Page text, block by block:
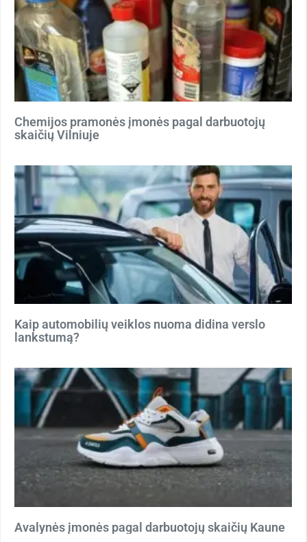
Chemijos pramonės įmonės pagal darbuotojų
skaičių Vilniuje
Kaip automobilių veiklos nuoma didina verslo
lankstumą?
Avalynės įmonės pagal darbuotojų skaičių Kaune